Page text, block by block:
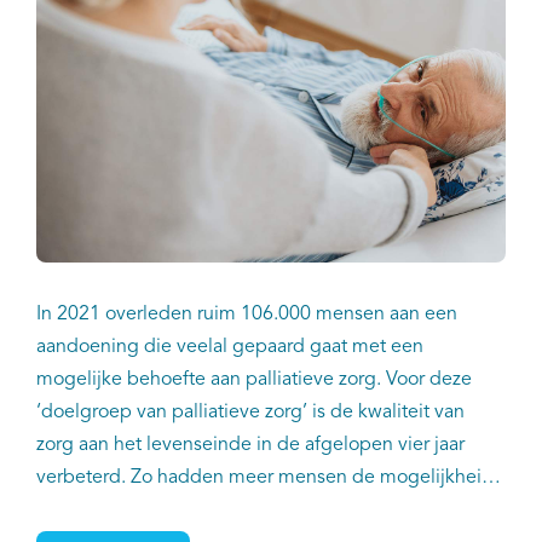
In 2021 overleden ruim 106.000 mensen aan een
aandoening die veelal gepaard gaat met een
mogelijke behoefte aan palliatieve zorg. Voor deze
‘doelgroep van palliatieve zorg’ is de kwaliteit van
zorg aan het levenseinde in de afgelopen vier jaar
verbeterd. Zo hadden meer mensen de mogelijkheid